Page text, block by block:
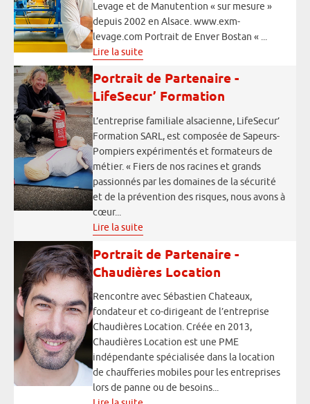
Levage et de Manutention « sur mesure »
depuis 2002 en Alsace. www.exm-
levage.com Portrait de Enver Bostan « ...
Lire la suite
Portrait de Partenaire -
LifeSecur’ Formation
L’entreprise familiale alsacienne, LifeSecur’
Formation SARL, est composée de Sapeurs-
Pompiers expérimentés et formateurs de
métier. « Fiers de nos racines et grands
passionnés par les domaines de la sécurité
et de la prévention des risques, nous avons à
cœur...
Lire la suite
Portrait de Partenaire -
Chaudières Location
Rencontre avec Sébastien Chateaux,
fondateur et co-dirigeant de l’entreprise
Chaudières Location. Créée en 2013,
Chaudières Location est une PME
indépendante spécialisée dans la location
de chaufferies mobiles pour les entreprises
lors de panne ou de besoins...